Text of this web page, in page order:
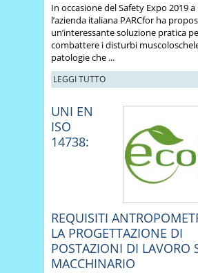
In occasione del Safety Expo 2019
l’azienda italiana PARCfor ha
un’interessante soluzione pratica
combattere i disturbi
patologie che ...
LEGGI TUTTO
UNI EN
ISO
14738:
REQUISITI
LA PROGETTAZIONE DI
POSTAZIONI DI LAVORO
MACCHINARIO